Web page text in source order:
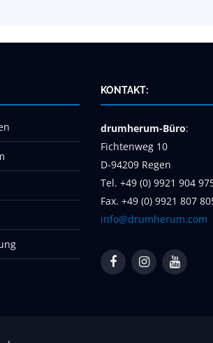
KONTAKT:
drumherum-Büro:
Fichtenweg 10
D-94209 Regen
Tel. +49 (0) 9921 904
Fax. +49 (0) 9921 807
info@drumherum.com